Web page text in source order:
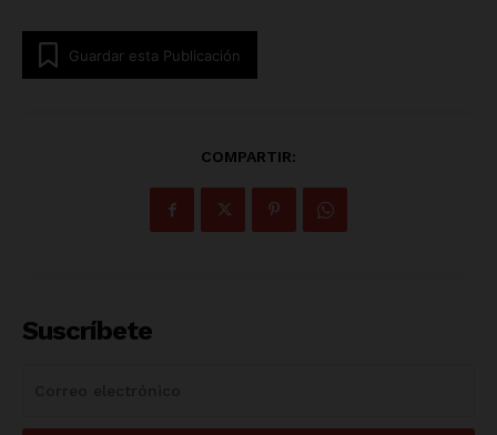
Guardar esta Publicación
COMPARTIR:
Suscríbete